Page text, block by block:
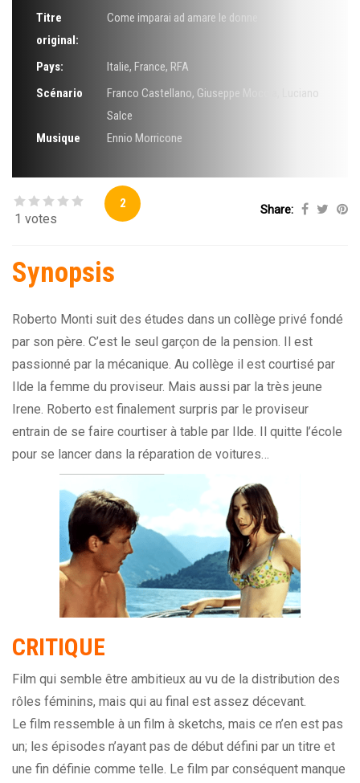
Titre
original:
Come imparai ad amare le donne
Pays:
Italie, France, RFA
Scénario
Franco Castellano, Giuseppe Moccia
Luciano
Salce
Musique
Ennio Morricone
1 votes
2 Share:
Synopsis
Roberto Monti suit des études dans un collège privé fondé
par son père. C’est le seul garçon de la pension. Il est
passionné par la mécanique. Au collège il est courtisé par
Ilde la femme du proviseur. Mais aussi par la très jeune
Irene. Roberto est finalement surpris par le proviseur
entrain de se faire courtiser à table par Ilde. Il quitte l’école
pour se lancer dans la réparation de voitures…
CRITIQUE
Film qui semble être ambitieux au vu de la distribution des
rôles féminins, mais qui au final est assez décevant.
Le film ressemble à un film à sketchs, mais ce n’en est pas
un; les épisodes n’ayant pas de début défini par un titre et
une fin définie comme telle. Le film par conséquent manque